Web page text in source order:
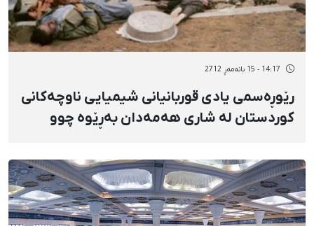
14:17 - 15 بانەمەڕ 2712
رێوڕەسمی یادی قوربانیانی شیمیایی ناوچەكانی
كوردستان لە شاری هەمەدان بەڕێوە چوو